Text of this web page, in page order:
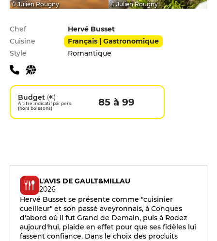
© Julien Rougny © Julien Rougny
Infos pratiques
Chef
Hervé Busset
Cuisine
Français | Gastronomique
Style
Romantique
Budget (€)
A titre indicatif par pers.
(hors boissons)
85 à 99
L'AVIS DE GAULT&MILLAU
2026
Hervé Busset se présente comme "cuisinier
cueilleur" et son passé aveyronnais, à Conques
d'abord où il fut Grand de Demain, puis à Rodez
aujourd'hui, plaide en effet pour que ses fidèles lui
fassent confiance. Dans le choix des produits